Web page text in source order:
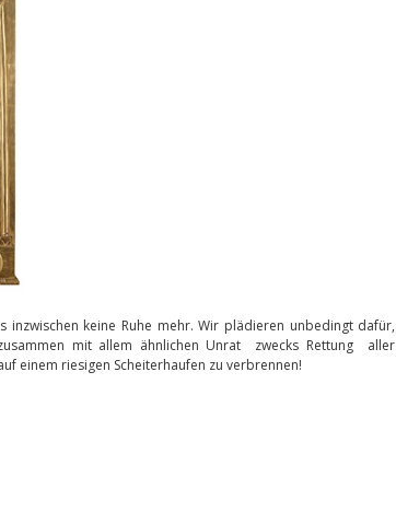
inzwischen keine Ruhe mehr. Wir plädieren unbedingt dafür,
mit allem ähnlichen Unrat zwecks Rettung aller
einem riesigen Scheiterhaufen zu verbrennen!